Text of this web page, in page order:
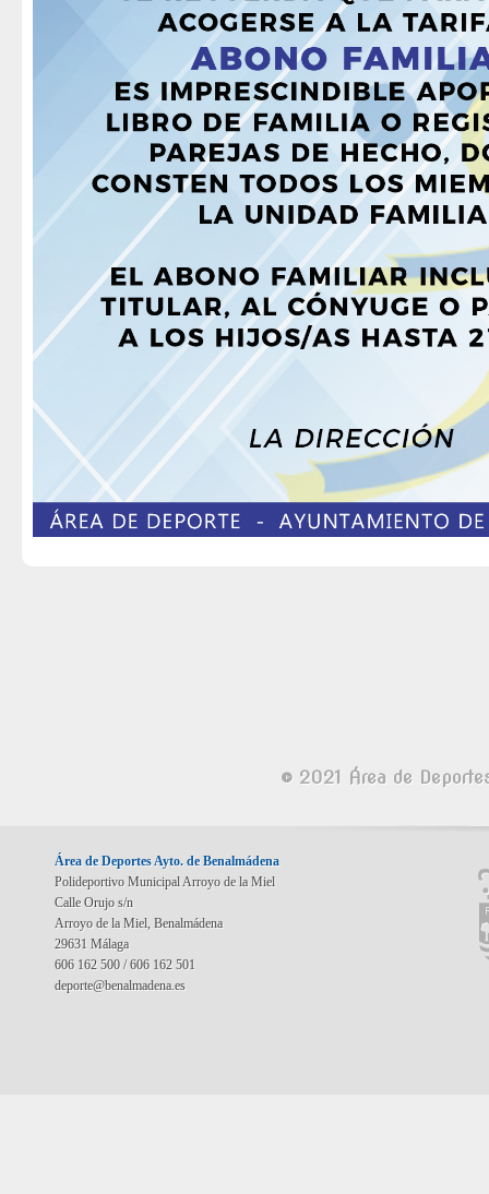
© 2021 Área de
Área de Deportes Ayto. de Benalmádena
Polideportivo Municipal Arroyo de la Miel
Calle Orujo s/n
Arroyo de la Miel, Benalmádena
29631 Málaga
606 162 500 / 606 162 501
deporte@benalmadena.es